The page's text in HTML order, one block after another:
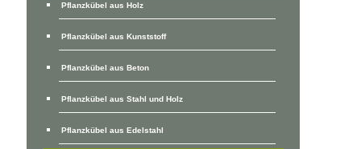
Pflanzkübel aus Holz
Pflanzkübel aus Kunststoff
Pflanzkübel aus Beton
Pflanzkübel aus Stahl und Holz
Pflanzkübel aus Edelstahl